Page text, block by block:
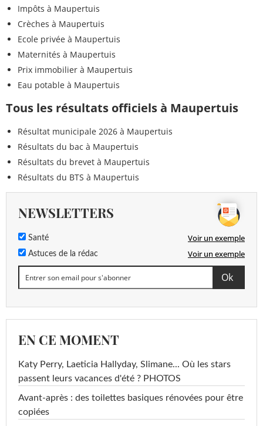
Impôts à Maupertuis
Crèches à Maupertuis
Ecole privée à Maupertuis
Maternités à Maupertuis
Prix immobilier à Maupertuis
Eau potable à Maupertuis
Tous les résultats officiels à Maupertuis
Résultat municipale 2026 à Maupertuis
Résultats du bac à Maupertuis
Résultats du brevet à Maupertuis
Résultats du BTS à Maupertuis
NEWSLETTERS
Santé Voir un exemple
Astuces de la rédac Voir un exemple
EN CE MOMENT
Katy Perry, Laeticia Hallyday, Slimane... Où les stars
passent leurs vacances d'été ? PHOTOS
Avant-après : des toilettes basiques rénovées pour être
copiées